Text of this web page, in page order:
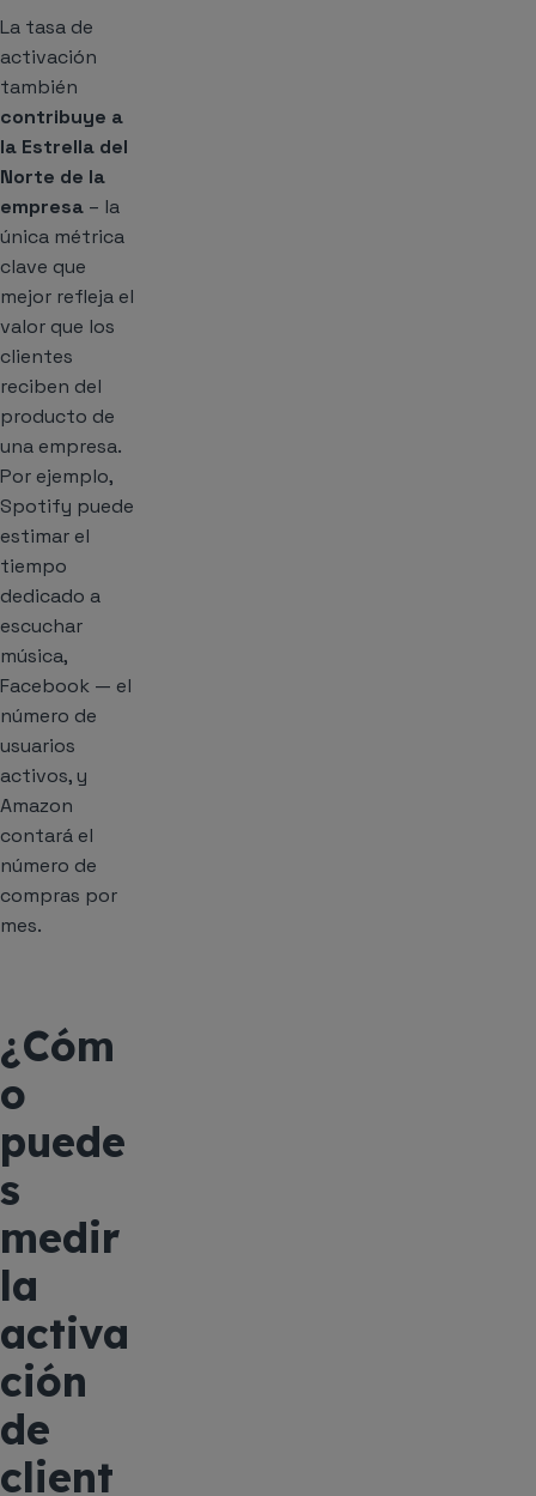
La tasa de
activación
también
contribuye a
la Estrella del
Norte de la
empresa – la
única métrica
clave que
mejor refleja el
valor que los
clientes
reciben del
producto de
una empresa.
Por ejemplo,
Spotify puede
estimar el
tiempo
dedicado a
escuchar
música,
Facebook — el
número de
usuarios
activos, y
Amazon
contará el
número de
compras por
mes.
¿Cóm
o
puede
s
medir
la
activa
ción
de
client